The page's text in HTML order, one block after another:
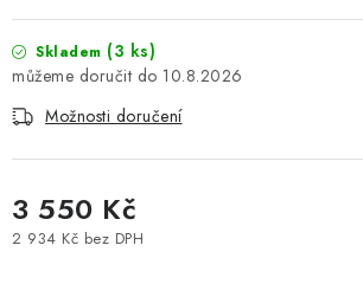
Skladem (3 ks)
10.8.2026
Možnosti doručení
3 550 Kč
2 934 Kč bez DPH